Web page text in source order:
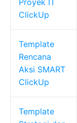
Proyek IT
ClickUp
Template
Rencana
Aksi SMART
ClickUp
Template